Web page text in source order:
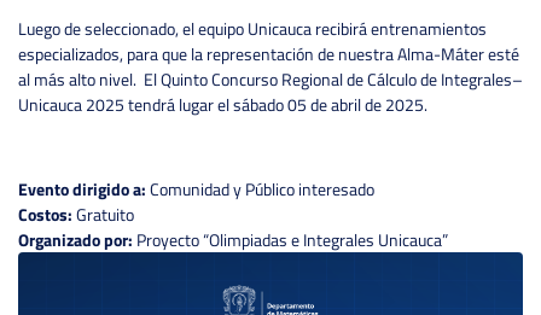
Luego de seleccionado, el equipo Unicauca recibirá entrenamientos
especializados, para que la representación de nuestra Alma-Máter esté
al más alto nivel. El Quinto Concurso Regional de Cálculo de Integrales–
Unicauca 2025 tendrá lugar el sábado 05 de abril de 2025.
Evento dirigido a:Comunidad y Público interesado
Costos:Gratuito
Organizado por: Proyecto “Olimpiadas e Integrales Unicauca”